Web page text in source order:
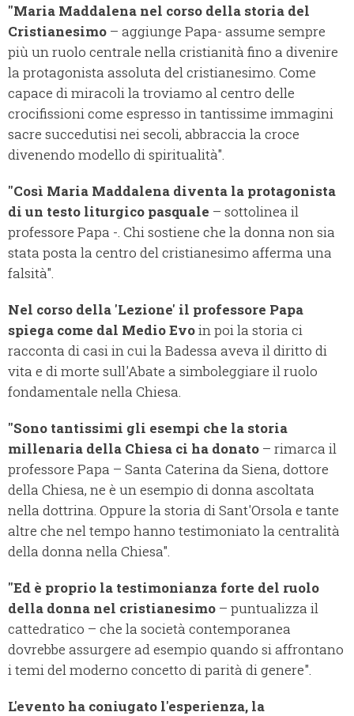
"Maria Maddalena nel corso della storia del
Cristianesimo – aggiunge Papa- assume sempre
più un ruolo centrale nella cristianità fino a divenire
la protagonista assoluta del cristianesimo. Come
capace di miracoli la troviamo al centro delle
crocifissioni come espresso in tantissime immagini
sacre succedutisi nei secoli, abbraccia la croce
divenendo modello di spiritualità".
"Così Maria Maddalena diventa la protagonista
di un testo liturgico pasquale – sottolinea il
professore Papa -. Chi sostiene che la donna non sia
stata posta la centro del cristianesimo afferma una
falsità".
Nel corso della 'Lezione' il professore Papa
spiega come dal Medio Evoin poi la storia ci
racconta di casi in cui la Badessa aveva il diritto di
vita e di morte sull'Abate a simboleggiare il ruolo
fondamentale nella Chiesa.
"Sono tantissimi gli esempi che la storia
millenaria della Chiesa ci ha donato – rimarca il
professore Papa – Santa Caterina da Siena, dottore
della Chiesa, ne è un esempio di donna ascoltata
nella dottrina. Oppure la storia di Sant'Orsola e tante
altre che nel tempo hanno testimoniato la centralità
della donna nella Chiesa".
"Ed è proprio la testimonianza forte del ruolo
della donna nel cristianesimo – puntualizza il
cattedratico – che la società contemporanea
dovrebbe assurgere ad esempio quando si affrontano
i temi del moderno concetto di parità di genere".
L'evento ha coniugato l'esperienza, la